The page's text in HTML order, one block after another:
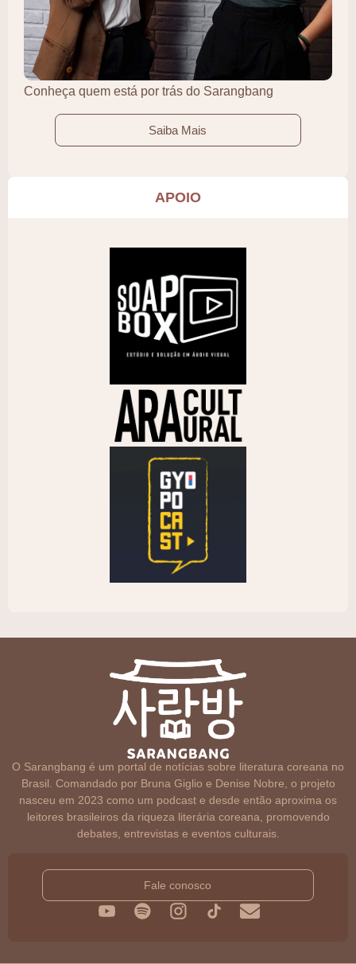
Conheça quem está por trás do Sarangbang
Saiba Mais
APOIO
O Sarangbang é um portal de notícias sobre literatura coreana no
Brasil. Comandado por Bruna Giglio e Denise Nobre, o projeto
nasceu em 2023 como um podcast e desde então aproxima os
leitores brasileiros da riqueza literária coreana, promovendo
debates, entrevistas e eventos culturais.
Fale conosco